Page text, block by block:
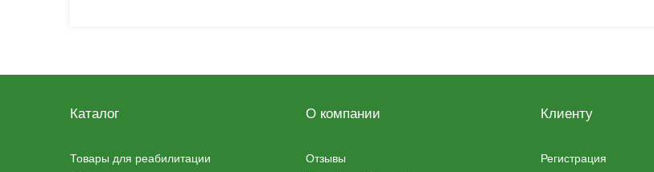
Каталог
Товары для реабилитации
О компании
Отзывы
Клиенту
Регистрация